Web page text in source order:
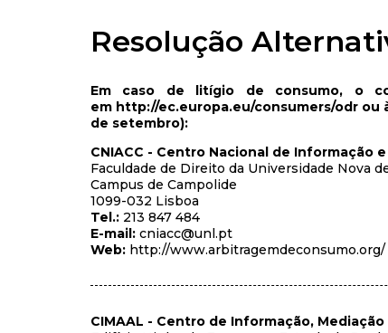
Resolução
Em caso de litígio de consumo, o
em http://ec.europa.eu/consumers/odr ou
de setembro):
CNIACC - Centro Nacional de Informação
Faculdade de Direito da Universidade Nova
Campus de Campolide
1099-032 Lisboa
Tel.: 213 847 484
E-mail: cniacc@unl.pt
Web: http://www.arbitragemdeconsumo.org/
CIMAAL - Centro de Informação,